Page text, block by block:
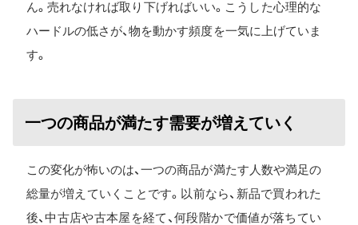
ん。売れなければ取り下げればいい。こうした心理的な
ハードルの低さが、物を動かす頻度を一気に上げていま
す。
一つの商品が満たす需要が増えていく
この変化が怖いのは、一つの商品が満たす人数や満足の
総量が増えていくことです。以前なら、新品で買われた
後、中古店や古本屋を経て、何段階かで価値が落ちてい